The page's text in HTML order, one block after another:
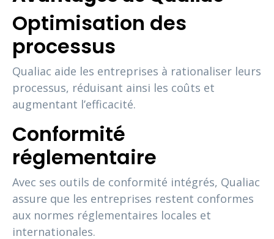
Optimisation des
processus
Qualiac aide les entreprises à rationaliser leurs
processus, réduisant ainsi les coûts et
augmentant l’efficacité.
Conformité
réglementaire
Avec ses outils de conformité intégrés, Qualiac
assure que les entreprises restent conformes
aux normes réglementaires locales et
internationales.